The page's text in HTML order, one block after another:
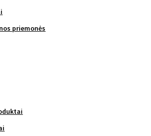
priemonės